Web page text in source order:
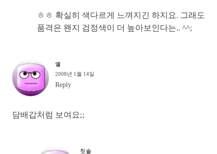
ㅎㅎ 확실히 색다르게 느껴지긴 하지요. 그래도
품격은 왠지 검정색이 더 높아보인다는.. ^^;
옐
2008년 1월 14일
Reply
담배갑처럼 보여요;;
칫솔